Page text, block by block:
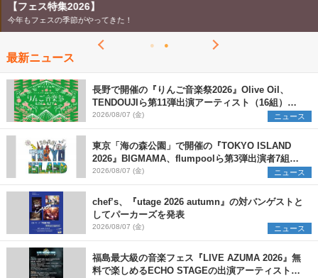
【フェス特集2026】
今年もフェスの季節がやってきた！
最新ニュース
長野で開催の『りんご音楽祭2026』Olive Oil、
TENDOUJIら第11弾出演アーティスト（16組）を
発表
2026/08/07 (金) ニュース
東京「海の森公園」で開催の『TOKYO ISLAND
2026』BIGMAMA、flumpoolら第3弾出演者7組を
発表 ワークショップ・アート出展者を募集
2026/08/07 (金) ニュース
chef’s、『utage 2026 autumn』の対バンゲストと
してパーカーズを発表
2026/08/07 (金) ニュース
福島最大級の音楽フェス『LIVE AZUMA 2026』無
料で楽しめるECHO STAGEの出演アーティストを